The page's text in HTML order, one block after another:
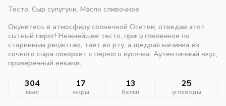
Тесто, Сыр сулугуни, Масло сливочное
Окунитесь в атмосферу солнечной Осетии, отведав этот
сытный пирог! Нежнейшее тесто, приготовленное по
старинным рецептам, тает во рту, а щедрая начинка из
сочного сыра покоряет с первого кусочка. Аутентичный вкус,
проверенный веками.
304
ккал
17
жиры
13
белки
25
углеводы